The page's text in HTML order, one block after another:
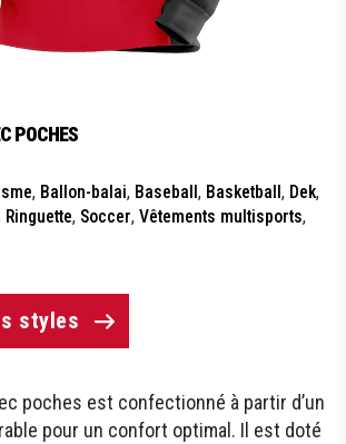
POCHES
, Ballon-balai, Baseball, Basketball, Dek,
Ringuette, Soccer, Vêtements multisports,
styles
poches est confectionné à partir d’un
pour un confort optimal. Il est doté